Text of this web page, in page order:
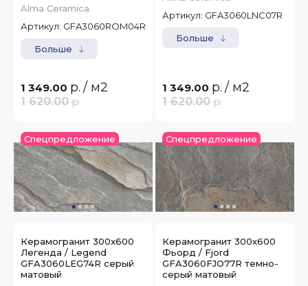
Alma Ceramica
Артикул: GFA3060ROM04R
Больше
1 349.00 р. / м2
1 620.00 р.
Артикул: GFA3060LNC07R
Больше
1 349.00 р. / м2
1 620.00 р.
Спецпредложение
Керамогранит 300x600
Легенда / Legend
GFA3060LEG74R серый
матовый
Спецпредложение
Керамогранит 300x600
Фьорд / Fjord
GFA3060FJO77R темно-
серый матовый